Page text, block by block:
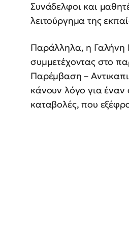
Συνάδελφοι και
λειτούργημα της
Παράλληλα, η Γαλήνη
συμμετέχοντας στο
Παρέμβαση –
κάνουν λόγο για έναν
καταβολές, που